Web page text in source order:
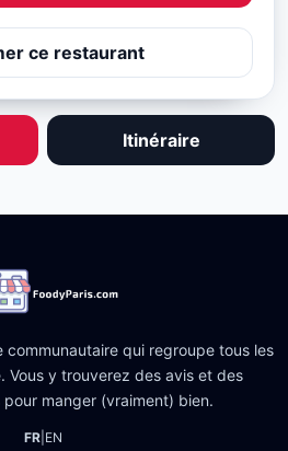
ce restaurant
Itinéraire
communautaire qui regroupe tous les
Vous y trouverez des avis et des
manger (vraiment) bien.
FR| EN